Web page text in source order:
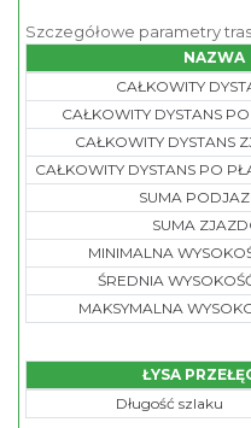
Szczegółowe parametry
NAZWA
CAŁKOWITY
CAŁKOWITY DYSTANS
CAŁKOWITY DYSTANS
CAŁKOWITY DYSTANS PO
SUMA
SUMA
MINIMALNA
ŚREDNIA
MAKSYMALNA
ŁYSA
Długość szlaku